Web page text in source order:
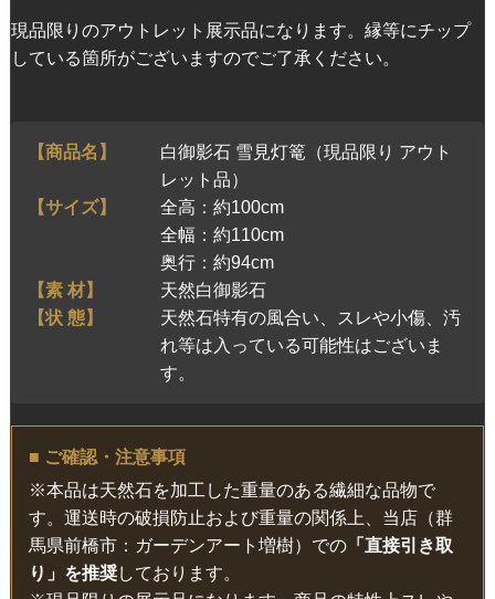
現品限りのアウトレット展示品になります。縁等にチップ
している箇所がございますのでご了承ください。
【商品名】
白御影石 雪見灯篭（現品限り アウト
レット品）
【サイズ】
全高：約100cm
全幅：約110cm
奥行：約94cm
【素 材】
天然白御影石
【状 態】
天然石特有の風合い、スレや小傷、汚
れ等は入っている可能性はございま
す。
■ ご確認・注意事項
※本品は天然石を加工した重量のある繊細な品物で
す。運送時の破損防止および重量の関係上、当店（群
馬県前橋市：ガーデンアート増樹）での 「直接引き取
り」を推奨しております。